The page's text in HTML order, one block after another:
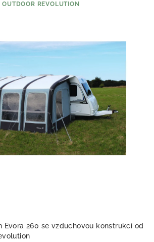
Evora 260 se vzduchovou konstrukcí od
OUTDOOR REVOLUTION